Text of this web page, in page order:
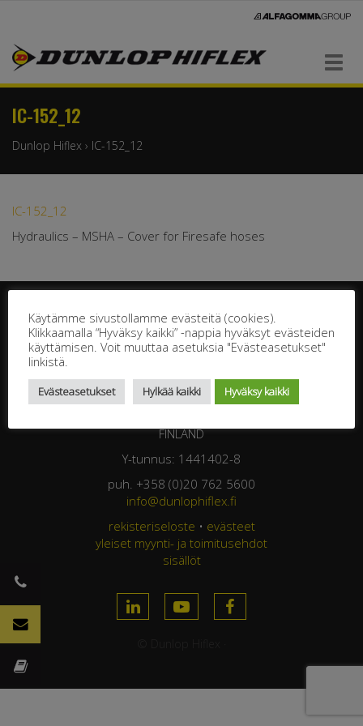
Navigaatio
IC-152_12
Dunlop Hiflex › IC-152_12
IC-152_12
Hydraulics – MSHA – Cover for Firesafe hoses
Jasperintie 320
FINLAND
Y-tunnus: 1441402-8
puh. +358 (0)20 762 5600
info@dunlophiflex.fi
rekisteriseloste • evästeet
yleiset myynti- ja toimitusehdot
sisällöt
Käytämme sivustollamme evästeitä (cookies).
Klikkaamalla “Hyväksy kaikki” -nappia hyväksyt evästeiden
käyttämisen. Voit muuttaa asetuksia "Evästeasetukset"
linkistä.
Evästeasetukset Hylkää kaikki Hyväksy kaikki